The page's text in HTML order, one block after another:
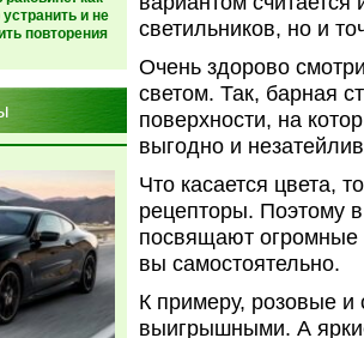
и не
повторения
светильников, но и
Очень здорово
светом. Так, барная
поверхности, на
выгодно и
Что касается цвета,
рецепторы. Поэтому
посвящают огромные
вы самостоятельно.
К примеру, розовые и
выигрышными. А